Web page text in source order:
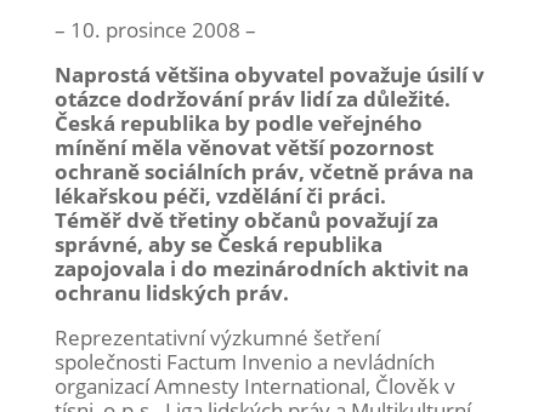
– 10. prosince 2008 –
Naprostá většina obyvatel považuje úsilí v
otázce dodržování práv lidí za důležité.
Česká republika by podle veřejného
mínění měla věnovat větší pozornost
ochraně sociálních práv, včetně práva na
lékařskou péči, vzdělání či práci.
Téměř dvě třetiny občanů považují za
správné, aby se Česká republika
zapojovala i do mezinárodních aktivit na
ochranu lidských práv.
Reprezentativní výzkumné šetření
společnosti Factum Invenio a nevládních
organizací Amnesty International, Člověk v